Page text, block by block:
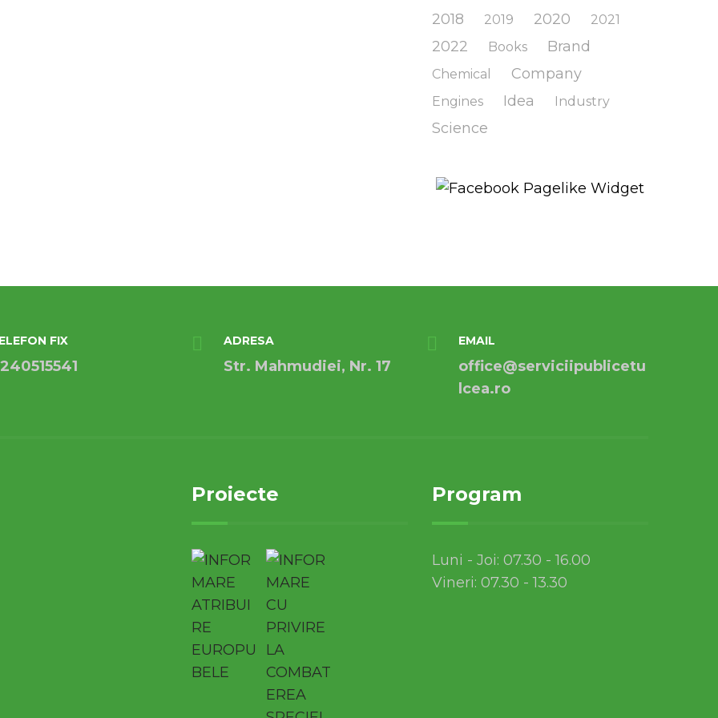
2018 2019 2020 2021
2022 Books Brand
Chemical Company
Engines Idea Industry
Science
FIX ADRESA
Str. Mahmudiei, Nr. 17
EMAIL
office@serviciipublicetu
lcea.ro
Proiecte Program
Luni - Joi: 07.30 - 16.00
Vineri: 07.30 - 13.30